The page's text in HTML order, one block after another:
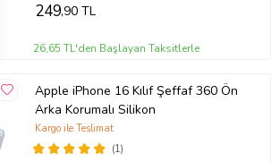
249,90 TL
26,65 TL'den Başlayan Taksitlerle
Apple iPhone 16 Kılıf Şeffaf 360 Ön
Arka Korumalı Silikon
(1)
Kargo ile Teslimat